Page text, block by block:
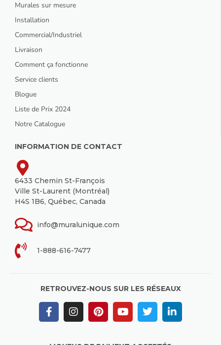
Murales sur mesure
Installation
Commercial/Industriel
Livraison
Comment ça fonctionne
Service clients
Blogue
Liste de Prix 2024
Notre Catalogue
INFORMATION DE CONTACT
6433 Chemin St-François
Ville St-Laurent (Montréal)
H4S 1B6, Québec, Canada
info@muralunique.com
1-888-616-7477
RETROUVEZ-NOUS SUR LES RÉSEAUX